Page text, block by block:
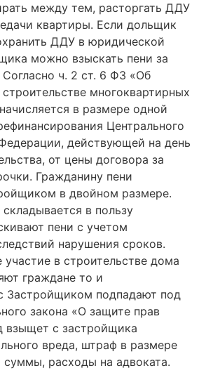
между тем, расторгать ДДУ
квартиры. Если дольщик
ДДУ в юридической
можно взыскать пени за
ч. 2 ст. 6 ФЗ «Об
многоквартирных
в размере одной
Центрального
действующей на день
от цены договора за
Гражданину пени
в двойном размере.
в пользу
пени с учетом
нарушения сроков.
в строительстве дома
граждане то и
Застройщиком подпадают под
закона «О защите прав
взыщет с застройщика
вреда, штраф в размере
суммы, расходы на адвоката.